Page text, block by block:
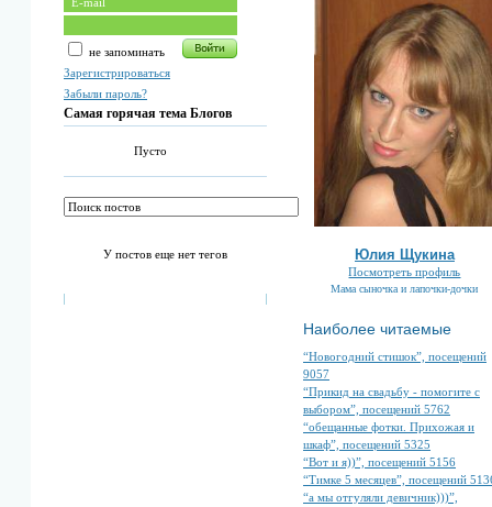
не запоминать
Зарегистрироваться
Забыли пароль?
Самая горячая тема Блогов
Пусто
У постов еще нет тегов Юлия Щукина
Посмотреть профиль
Мама сыночка и лапочки-дочки
Наиболее читаемые
“Новогодний стишок”, посещений
9057
“Прикид на свадьбу - помогите с
выбором”, посещений 5762
“обещанные фотки. Прихожая и
шкаф”, посещений 5325
“Вот и я))”, посещений 5156
“Тимке 5 месяцев”, посещений
“а мы отгуляли девичник)))”,